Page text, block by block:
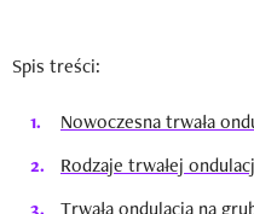
Spis treści:
Nowoczesna trwała
Rodzaje trwałej
Trwała ondulacja na